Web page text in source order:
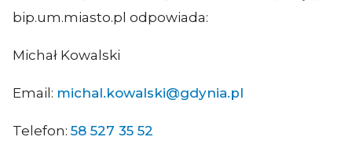
bip.um.miasto.pl odpowiada:
Michał Kowalski
Email: michal.kowalski@gdynia.pl
Telefon: 58 527 35 52